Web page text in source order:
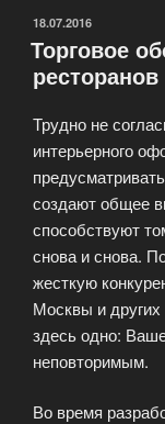
для
ОПУБЛИКОВАНО
18.07.2016
Торговое
Трудно не
интерьерного
создают общее
способствуют
снова и снова.
жесткую
Москвы и
здесь одно:
неповторимым.
Во время